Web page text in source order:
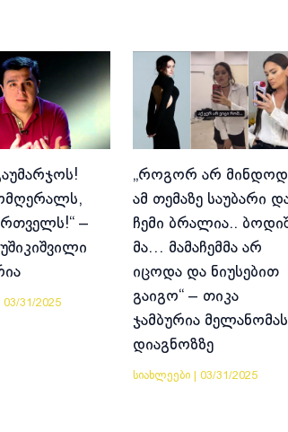
–
|03/31/2025
„როგორ არ
ამ თემაზე საუბარი
ჩემი ბრალია..
მა… მამაჩემმა არ
იცოდა და ნიუსებით
გაიგო“ – თიკა
ჯამბურია მელანომას
დიაგნოზზე
სიახლეები| 03/31/2025